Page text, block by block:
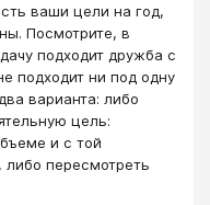
ваши цели на год,
Посмотрите, в
подходит дружба с
подходит ни под одну
варианта: либо
цель:
и с той
либо пересмотреть